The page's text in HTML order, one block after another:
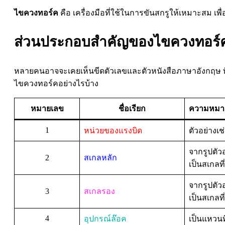
ไขควงทอร์ค คือ เครื่องมือที่ใช้ในการขันสกรูให้เหมาะสม เ
ส่วนประกอบสำคัญของไขควงทอร์
หลายคนอาจจะเคยเห็นขีดตัวเลขและตัวหนังสือภาษาอังกฤ
ไขควงทอร์คอย่างไรบ้าง
หมายเลข ชื่อเรียก ความหม
1 หน่วยของแรงบิด ตัวอย่างเ
2 สเกลหลัก
จากรูปตัว
เป็นสเกล
3 สเกลรอง
จากรูปตัว
เป็นสเกล
4 อุปกรณ์ล๊อค เป็นแหว